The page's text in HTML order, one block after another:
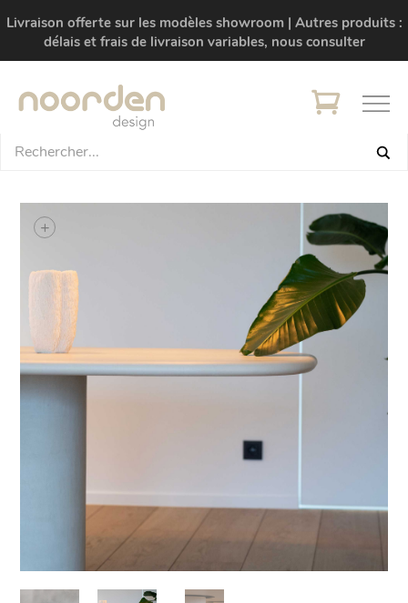
Livraison offerte sur les modèles showroom | Autres produits :
délais et frais de livraison variables, nous consulter
+